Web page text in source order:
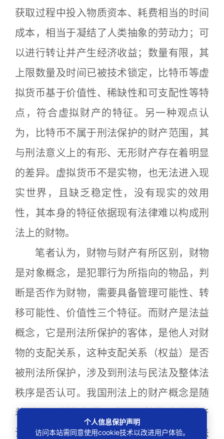
获取过程中投入物质资本、耗费相当的时间
成本，相当于凝结了人类抽象的劳动力；可
以进行转让并产生经济收益；数量有限，其
上限数量及时间已被技术锁定，比特币等虚
拟货币基于价值性、稀缺性和可支配性等特
点，符合虚拟财产的特征。另一种观点认
为，比特币不属于刑法保护的财产范围，其
与刑法意义上的有形、无形财产存在着明显
的差异。虚拟货币不是实物，也无法进入现
实世界，且缺乏稳定性，没有现实的效用
性，其本身的特征依据现有法律难以构成刑
法上的财物。
笔者认为，财物与财产有所区别，财物
是对象概念，是犯罪行为所指向的物品，判
断是否作为财物，需要具备管理可能性、转
移可能性、价值性三个特征。而财产是法益
概念，它是刑法所保护的客体，是他人对财
物的支配关系，这种支配关系（权益）是否
被刑法所保护，涉及到刑法与民法及整体法
秩序是否认可。我国刑法上的财产概念是随
着时代不断变化的，由最开始的法律财产
说，到后来的经济财产说，发展到主流的法
个人信息保护声明
访问本站需同意使用cookie技术以改进用户体验。